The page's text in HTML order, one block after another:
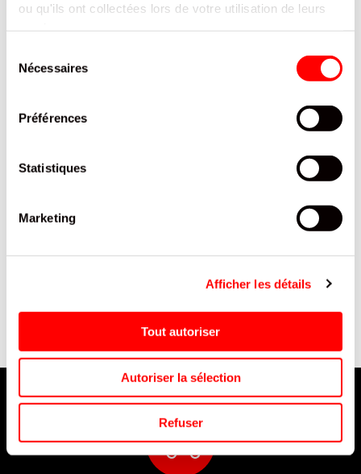
ou qu'ils ont collectées lors de votre utilisation de leurs
Nécessaires
Préférences
Statistiques
Marketing
Afficher les détails
Tout autoriser
Autoriser la sélection
Refuser
PRODUITS QUI POURRAIENT VOUS
INTERESSER